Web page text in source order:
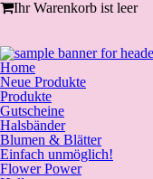
Ihr Warenkorb ist leer
Home
Neue Produkte
Produkte
Gutscheine
Halsbänder
Blumen & Blätter
Einfach unmöglich!
Flower Power